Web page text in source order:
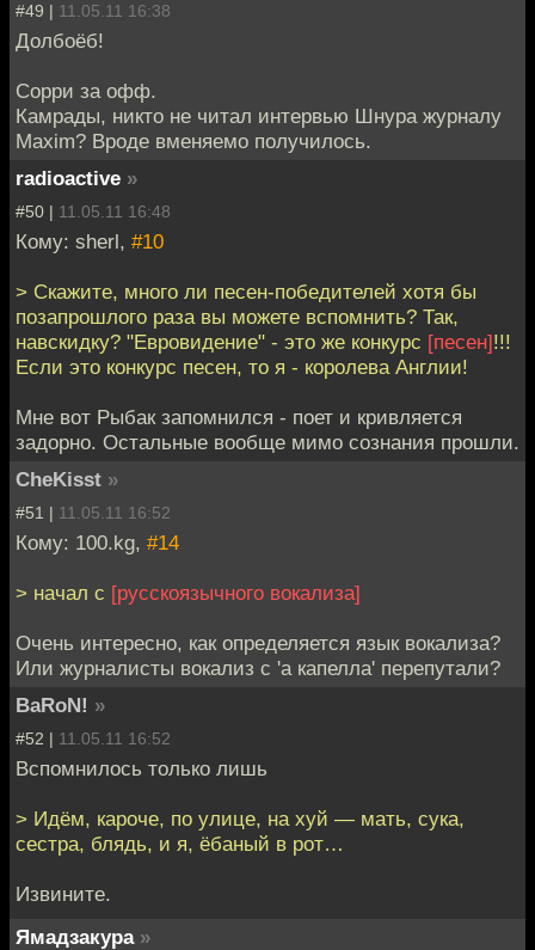
#49 | 11.05.11 16:38
Долбоёб!
Сорри за офф.
Камрады, никто не читал интервью Шнура журналу
Maxim? Вроде вменяемо получилось.
radioactive »
#50 | 11.05.11 16:48
Кому: sherl, #10
> Скажите, много ли песен-победителей хотя бы
позапрошлого раза вы можете вспомнить? Так,
навскидку? "Евровидение" - это же конкурс [песен]!!!
Если это конкурс песен, то я - королева Англии!
Мне вот Рыбак запомнился - поет и кривляется
задорно. Остальные вообще мимо сознания прошли.
CheKisst »
#51 | 11.05.11 16:52
Кому: 100.kg, #14
> начал с [русскоязычного вокализа]
Очень интересно, как определяется язык вокализа?
Или журналисты вокализ с 'а капелла' перепутали?
BaRoN! »
#52 | 11.05.11 16:52
Вспомнилось только лишь
> Идём, кароче, по улице, на хуй — мать, сука,
сестра, блядь, и я, ёбаный в рот…
Извините.
Ямадзакура »